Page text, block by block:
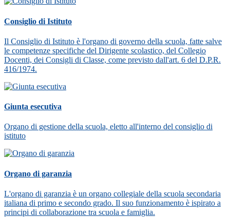
Consiglio di Istituto
Il Consiglio di Istituto è l'organo di governo della scuola, fatte salve
le competenze specifiche del Dirigente scolastico, del Collegio
Docenti, dei Consigli di Classe, come previsto dall'art. 6 del D.P.R.
416/1974.
Giunta esecutiva
Organo di gestione della scuola, eletto all'interno del consiglio di
istituto
Organo di garanzia
L'organo di garanzia è un organo collegiale della scuola secondaria
italiana di primo e secondo grado. Il suo funzionamento è ispirato a
principi di collaborazione tra scuola e famiglia.